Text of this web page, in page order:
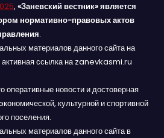
, «Заневский вестник» является
нормативно-правовых актов
.
материалов данного сайта на
ссылка на zanevkasmi.ru
оперативные новости и достоверная
культурной и спортивной
поселения.
материалов данного сайта в